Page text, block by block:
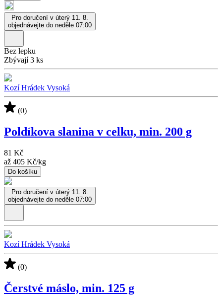
Pro doručení v úterý 11. 8.
objednávejte do neděle 07:00
Bez lepku
Zbývají 3 ks
Kozí Hrádek Vysoká
(0)
Poldíkova slanina v celku, min. 200 g
81 Kč
až 405 Kč/kg
Do košíku
Pro doručení v úterý 11. 8.
objednávejte do neděle 07:00
Kozí Hrádek Vysoká
(0)
Čerstvé máslo, min. 125 g